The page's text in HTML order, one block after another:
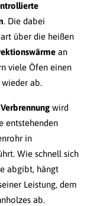
. Die dabei
über die heißen
an
viele Öfen einen
ab.
wird
entstehenden
in
Wie schnell sich
abgibt, hängt
Leistung, dem
ab.